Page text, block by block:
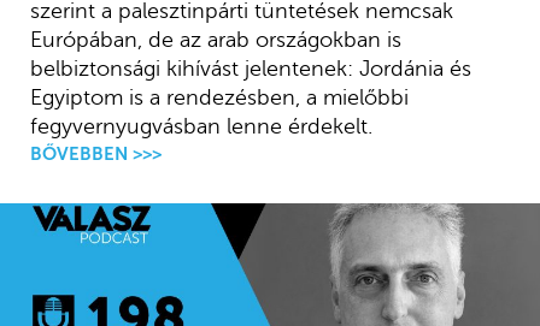
szerint a palesztinpárti tüntetések nemcsak
Európában, de az arab országokban is
belbiztonsági kihívást jelentenek: Jordánia és
Egyiptom is a rendezésben, a mielőbbi
fegyvernyugvásban lenne érdekelt.
BŐVEBBEN >>>